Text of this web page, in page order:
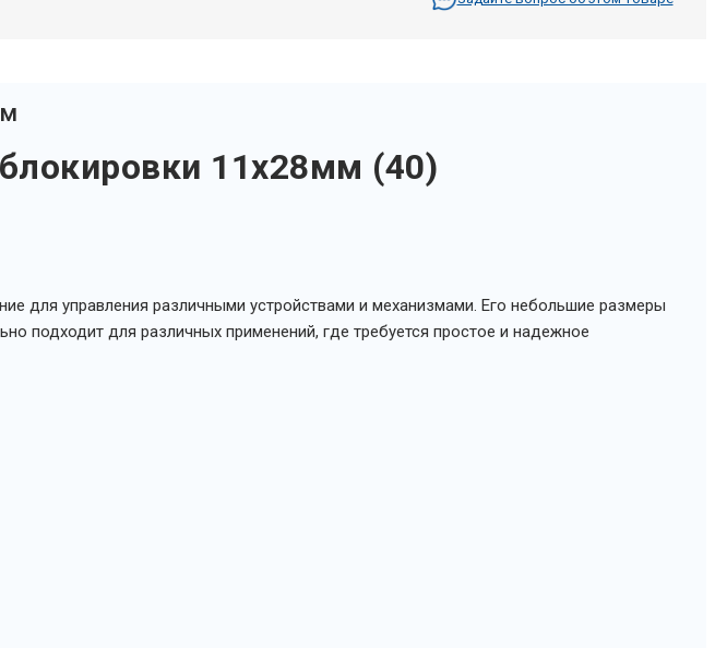
11х28мм (40)
для управления различными устройствами и механизмами. Его небольшие размеры
подходит для различных применений, где требуется простое и надежное